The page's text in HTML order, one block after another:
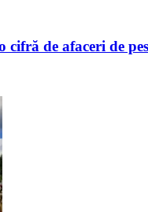
de afaceri de